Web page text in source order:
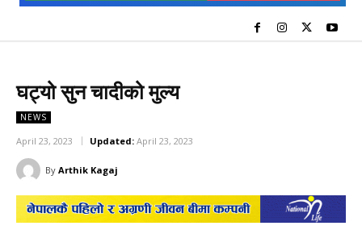
घट्यो सुन चादीको मुल्य
NEWS
April 23, 2023 Updated: April 23, 2023
By Arthik Kagaj